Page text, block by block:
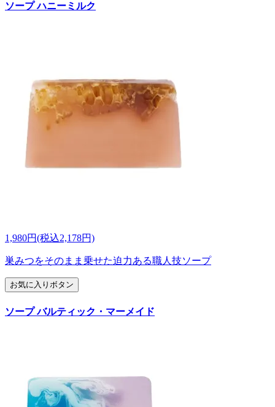
ソープ ハニーミルク
1,980円(税込2,178円)
巣みつをそのまま乗せた迫力ある職人技ソープ
お気に入りボタン
ソープ バルティック・マーメイド